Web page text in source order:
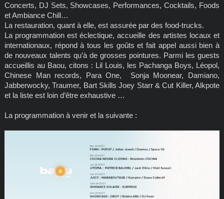
Concerts, DJ Sets, Showcases, Performances, Cocktails, Foods
et Ambiance Chill…
La restauration, quant à elle, est assurée par des food-trucks.
La programmation est éclectique, accueille des artistes locaux et
internationaux, répond à tous les goûts et fait appel aussi bien à
de nouveaux talents qu’à de grosses pointures. Parmi les guests
accueillis au Baou, citons : Lil Louis, les Pachanga Boys, Léopol,
Chinese Man records, Para One, Sonja Moonear, Damiano,
Jabberwocky, Traumer, Bart Skills Joey Starr & Cut Killer, Alkpote
et la liste est loin d’être exhaustive …
La programmation à venir et la suivante :